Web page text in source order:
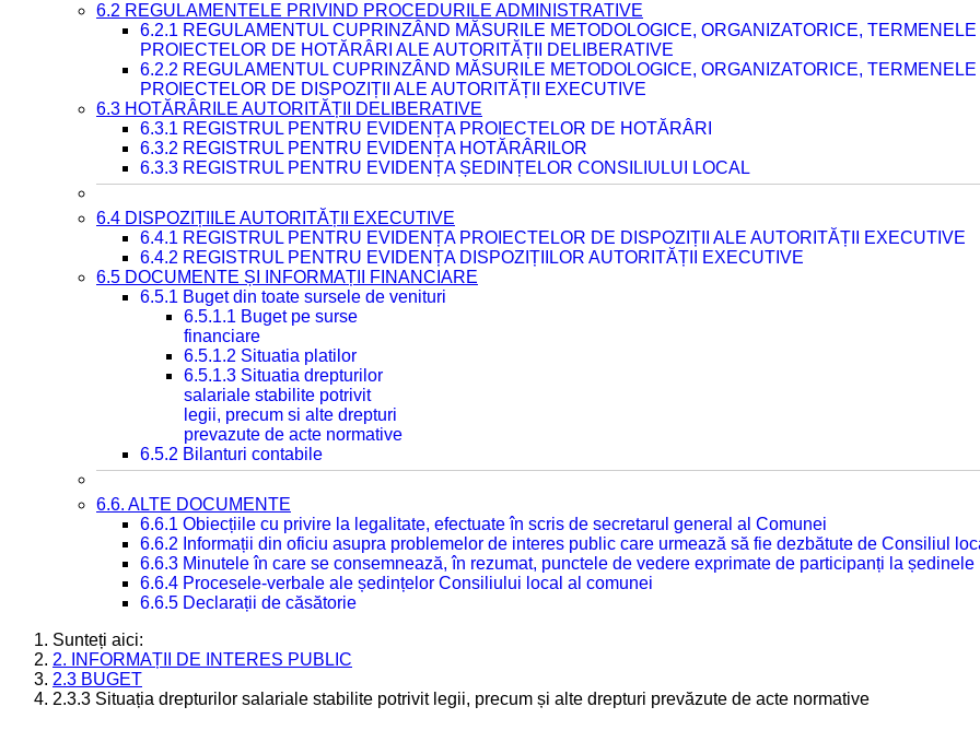
6.2 REGULAMENTELE PRIVIND PROCEDURILE ADMINISTRATIVE
6.2.1 REGULAMENTUL CUPRINZÂND MĂSURILE METODOLOGICE, ORGANIZATORICE,
PROIECTELOR DE HOTĂRÂRI ALE AUTORITĂȚII DELIBERATIVE
6.2.2 REGULAMENTUL CUPRINZÂND MĂSURILE METODOLOGICE, ORGANIZATORICE,
PROIECTELOR DE DISPOZIȚII ALE AUTORITĂȚII EXECUTIVE
6.3 HOTĂRÂRILE AUTORITĂȚII DELIBERATIVE
6.3.1 REGISTRUL PENTRU EVIDENȚA PROIECTELOR DE HOTĂRÂRI
6.3.2 REGISTRUL PENTRU EVIDENȚA HOTĂRÂRILOR
6.3.3 REGISTRUL PENTRU EVIDENȚA ȘEDINȚELOR CONSILIULUI LOCAL
6.4 DISPOZIȚIILE AUTORITĂȚII EXECUTIVE
6.4.1 REGISTRUL PENTRU EVIDENȚA PROIECTELOR DE DISPOZIȚII ALE AUTORITĂȚII EXECUTIVE
6.4.2 REGISTRUL PENTRU EVIDENȚA DISPOZIȚIILOR AUTORITĂȚII EXECUTIVE
6.5 DOCUMENTE ȘI INFORMAȚII FINANCIARE
6.5.1 Buget din toate sursele de venituri
6.5.1.1 Buget pe surse
financiare
6.5.1.2 Situatia platilor
6.5.1.3 Situatia drepturilor
salariale stabilite potrivit
legii, precum si alte drepturi
prevazute de acte normative
6.5.2 Bilanturi contabile
6.6. ALTE DOCUMENTE
6.6.1 Obiecțiile cu privire la legalitate, efectuate în scris de secretarul general al Comunei
6.6.2 Informații din oficiu asupra problemelor de interes public care urmează să fie dezbătute de Consiliul
6.6.3 Minutele în care se consemnează, în rezumat, punctele de vedere exprimate de participanți la ședinele
6.6.4 Procesele-verbale ale ședințelor Consiliului local al comunei
6.6.5 Declarații de căsătorie
Sunteți aici:
2. INFORMAȚII DE INTERES PUBLIC
2.3 BUGET
2.3.3 Situația drepturilor salariale stabilite potrivit legii, precum și alte drepturi prevăzute de acte normative